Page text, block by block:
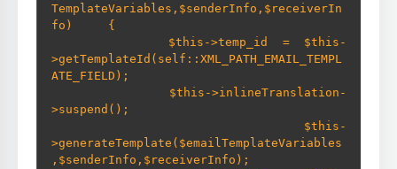
TemplateVariables,$senderInfo,$receiverIn
fo)     {
$this->temp_id = $this-
>getTemplateId(self::XML_PATH_EMAIL_TEMPL
ATE_FIELD);
$this->inlineTranslation-
>suspend();
$this-
>generateTemplate($emailTemplateVariables
,$senderInfo,$receiverInfo);